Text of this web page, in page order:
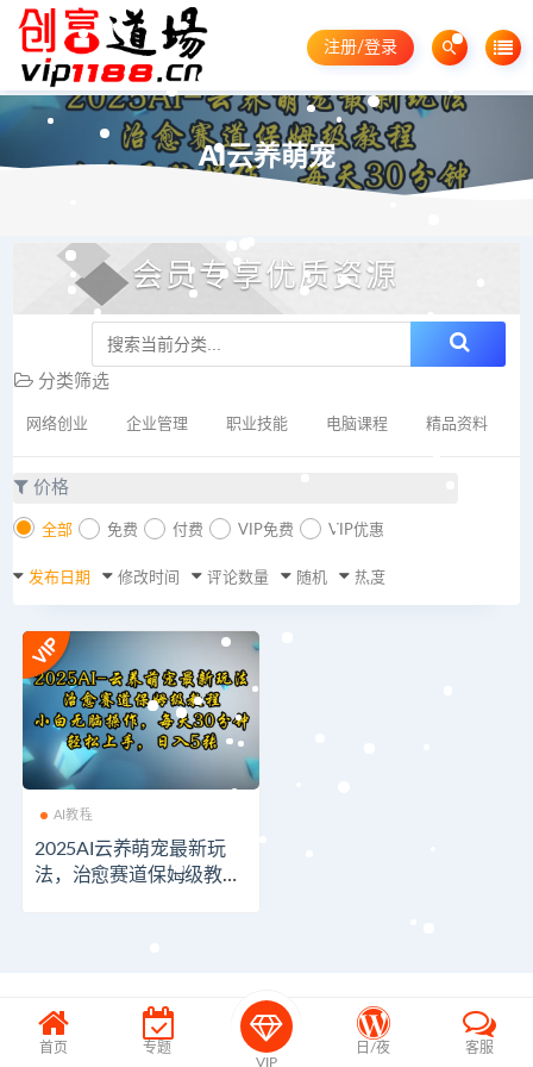
注册/登录
AI云养萌宠
会员专享优质资源
分类筛选
网络创业 企业管理 职业技能 电脑课程 精品资料
价格
全部 免费 付费 VIP免费 VIP优惠
发布日期 修改时间 评论数量 随机 热度
AI教程
2025AI云养萌宠最新玩
法，治愈赛道保姆级教
首页
专题
VIP
日/夜 客服